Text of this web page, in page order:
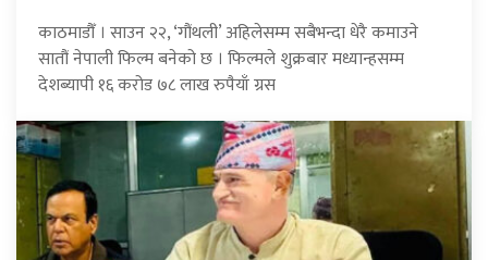
काठमाडौँ । साउन २२, ‘गौंथली’ अहिलेसम्म सबैभन्दा धेरै कमाउने
सातौं नेपाली फिल्म बनेको छ । फिल्मले शुक्रबार मध्यान्हसम्म
देशब्यापी १६ करोड ७८ लाख रुपैयाँ ग्रस